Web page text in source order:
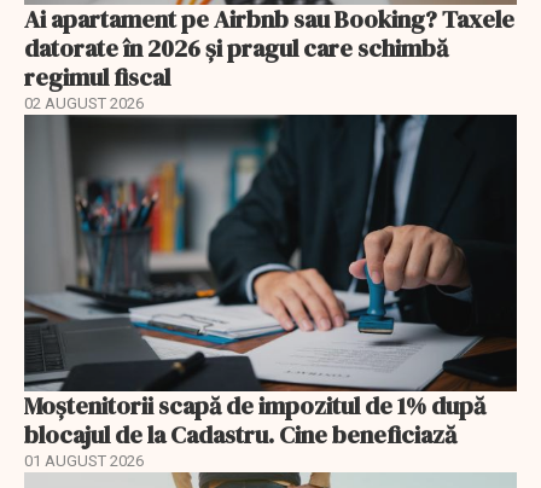
Ai apartament pe Airbnb sau Booking? Taxele
datorate în 2026 și pragul care schimbă
regimul fiscal
02 AUGUST 2026
Moștenitorii scapă de impozitul de 1% după
blocajul de la Cadastru. Cine beneficiază
01 AUGUST 2026